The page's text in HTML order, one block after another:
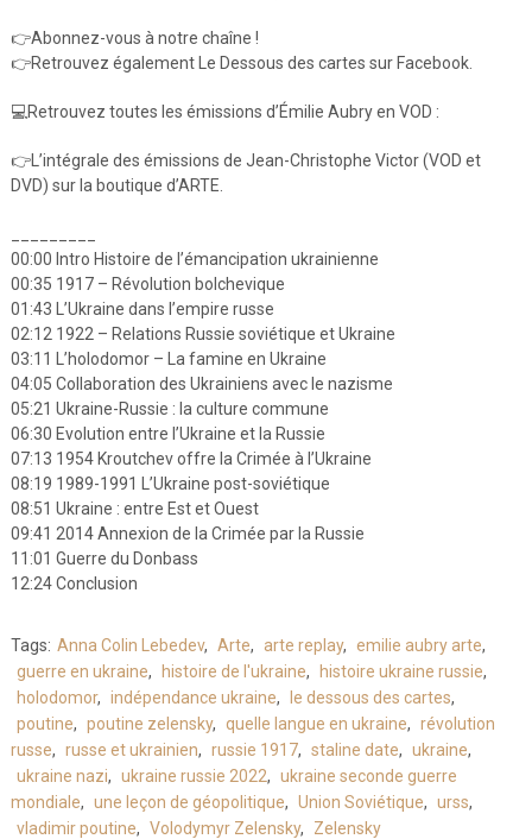
👉Abonnez-vous à notre chaîne !
👉Retrouvez également Le Dessous des cartes sur Facebook.
💻Retrouvez toutes les émissions d’Émilie Aubry en VOD :
👉L’intégrale des émissions de Jean-Christophe Victor (VOD et
DVD) sur la boutique d’ARTE.
00:00 Intro Histoire de l’émancipation ukrainienne
00:35 1917 – Révolution bolchevique
01:43 L’Ukraine dans l’empire russe
02:12 1922 – Relations Russie soviétique et Ukraine
03:11 L’holodomor – La famine en Ukraine
04:05 Collaboration des Ukrainiens avec le nazisme
05:21 Ukraine-Russie : la culture commune
06:30 Evolution entre l’Ukraine et la Russie
07:13 1954 Kroutchev offre la Crimée à l’Ukraine
08:19 1989-1991 L’Ukraine post-soviétique
08:51 Ukraine : entre Est et Ouest
09:41 2014 Annexion de la Crimée par la Russie
11:01 Guerre du Donbass
12:24 Conclusion
Tags: Anna Colin Lebedev, Arte, arte replay, emilie aubry arte,
guerre en ukraine, histoire de l'ukraine, histoire ukraine russie,
holodomor, indépendance ukraine, le dessous des cartes,
poutine, poutine zelensky, quelle langue en ukraine, révolution
russe, russe et ukrainien, russie 1917, staline date, ukraine,
ukraine nazi, ukraine russie 2022, ukraine seconde guerre
mondiale, une leçon de géopolitique, Union Soviétique, urss,
vladimir poutine, Volodymyr Zelensky, Zelensky